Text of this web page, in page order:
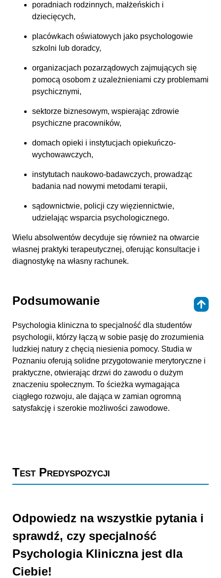
poradniach rodzinnych, małżeńskich i
dziecięcych,
placówkach oświatowych jako psychologowie
szkolni lub doradcy,
organizacjach pozarządowych zajmujących się
pomocą osobom z uzależnieniami czy problemami
psychicznymi,
sektorze biznesowym, wspierając zdrowie
psychiczne pracowników,
domach opieki i instytucjach opiekuńczo-
wychowawczych,
instytutach naukowo-badawczych, prowadząc
badania nad nowymi metodami terapii,
sądownictwie, policji czy więziennictwie,
udzielając wsparcia psychologicznego.
Wielu absolwentów decyduje się również na otwarcie
własnej praktyki terapeutycznej, oferując konsultacje i
diagnostykę na własny rachunek.
Podsumowanie
Psychologia kliniczna to specjalność dla studentów
psychologii, którzy łączą w sobie pasję do zrozumienia
ludzkiej natury z chęcią niesienia pomocy. Studia w
Poznaniu oferują solidne przygotowanie merytoryczne i
praktyczne, otwierając drzwi do zawodu o dużym
znaczeniu społecznym. To ścieżka wymagająca
ciągłego rozwoju, ale dająca w zamian ogromną
satysfakcję i szerokie możliwości zawodowe.
Test Predyspozycji
Odpowiedz na wszystkie pytania i
sprawdź, czy specjalność
Psychologia Kliniczna jest dla
Ciebie!